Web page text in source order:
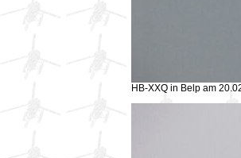
HB-XXQ in Belp am